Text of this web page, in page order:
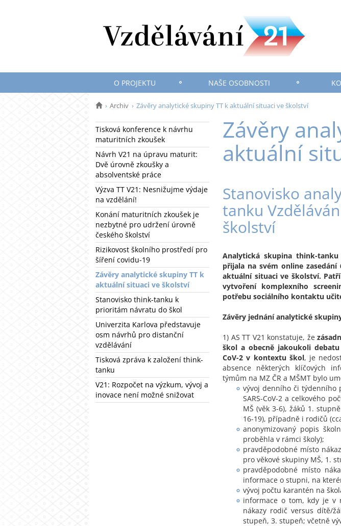
O PROJEKTU NAŠE OSOBNOSTI
Archiv Závěry analytické skupiny TT k aktuální situaci ve školství
Tisková konference k návrhu
maturitních zkoušek
Návrh V21 na úpravu maturit:
Dvě úrovně zkoušky a
absolventské práce
Výzva TT V21: Nesnižujme výdaje
na vzdělání!
Konání maturitních zkoušek je
nezbytné pro udržení úrovně
českého školství
Rizikovost školního prostředí pro
šíření covidu-19
Závěry analytické skupiny TT k
aktuální situaci ve školství
Stanovisko think-tanku k
prioritám návratu do škol
Univerzita Karlova představuje
osm návrhů pro distanční
vzdělávání
Tisková zpráva k založení think-
tanku
V21: Rozpočet na výzkum, vývoj a
inovace není možné snižovat
Závěry
aktuální
Stanovisko
tanku
školství
Analytická skupina think-tanku
přijala na svém online
aktuální situaci ve školství.
vytvoření komplexního
potřebu sociálního kontaktu
Závěry jednání analytické
1) AS TT V21 konstatuje, že
škol a obecně jakoukoli
CoV-2 v kontextu škol, je
absence některých klíčových
týmům na MZ ČR a MŠMT bylo
vývoj denního či týdenního
SARS-CoV-2 a celkového
MŠ (věk 3-6), žáků 1.
16-19), případně i rodičů
anonymizovaný popis
proběhla v rámci školy);
pravděpodobné místo
pro věkové skupiny MŠ, 1.
pravděpodobné místo
informace o stupni, na
vývoj počtu karantén na
informace o tom, kdy je v
nákazy rodič versus dítě/
stupeň, 3. stupeň; včetně